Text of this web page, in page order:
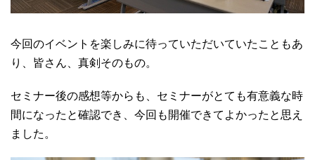
今回のイベントを楽しみに待っていただいていたこともあ
り、皆さん、真剣そのもの。
セミナー後の感想等からも、セミナーがとても有意義な時
間になったと確認でき、今回も開催できてよかったと思え
ました。